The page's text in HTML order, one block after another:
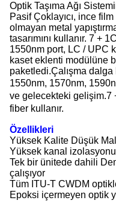
Optik Taşıma Ağı
Pasif Çoklayıcı, ince
olmayan metal
tasarımını kullanır. 7 +
1550nm port, LC / UPC
kaset eklenti modülüne
paketledi.Çalışma
1550nm, 1570nm,
ve gelecekteki gelişim.7
fiber kullanır.
Özellikleri
Yüksek Kalite Düşük
Yüksek kanal izolasyonu
Tek bir ünitede dahili
çalışıyor
Tüm ITU-T CWDM
Epoksi içermeyen optik